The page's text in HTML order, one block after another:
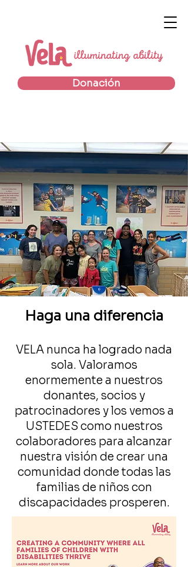
Donación
Haga una diferencia
VELA nunca ha logrado nada
sola. Valoramos
enormemente a nuestros
donantes, socios y
patrocinadores y los vemos a
USTEDES como nuestros
colaboradores para alcanzar
nuestra visión de crear una
comunidad donde todas las
familias de niños con
discapacidades prosperen.